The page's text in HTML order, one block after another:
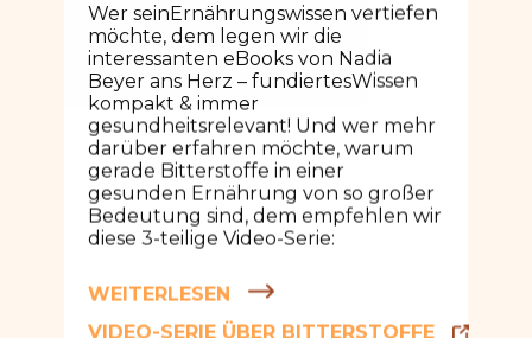
Wer seinErnährungswissen vertiefen
möchte, dem legen wir die
interessanten eBooks von Nadia
Beyer ans Herz – fundiertesWissen
kompakt & immer
gesundheitsrelevant! Und wer mehr
darüber erfahren möchte, warum
gerade Bitterstoffe in einer
gesunden Ernährung von so großer
Bedeutung sind, dem empfehlen wir
diese 3-teilige Video-Serie:
WEITERLESEN
VIDEO-SERIE ÜBER BITTERSTOFFE